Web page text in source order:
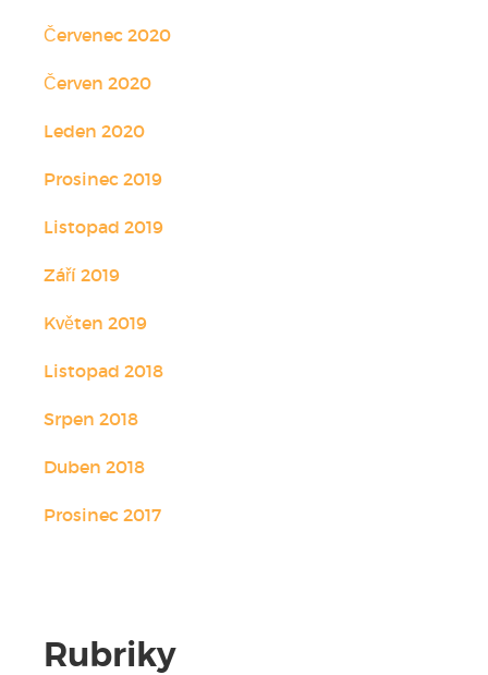
Červenec 2020
Červen 2020
Leden 2020
Prosinec 2019
Listopad 2019
Září 2019
Květen 2019
Listopad 2018
Srpen 2018
Duben 2018
Prosinec 2017
Rubriky